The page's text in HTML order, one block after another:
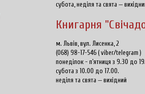
субота, неділя та свята —
Книгарня
м. Львів, вул. Лисенка, 2
(068) 98-17-546( viber/telegram)
понеділок - п'ятниця з 9.30 до
субота з 10.00 до 17.00.
неділя та свята — вихідний